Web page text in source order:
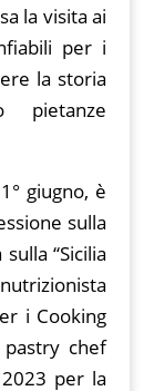
la visita ai
per i
la storia
pietanze
giugno, è
sulla
“Sicilia
i Cooking
chef
per la